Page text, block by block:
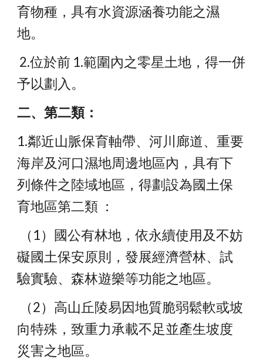
育物種，具有水資源涵養功能之濕
地。
予以劃入。
二、第二類：
1.鄰近山脈保育軸帶、河川廊道、重要
海岸及河口濕地周邊地區內，具有下
列條件之陸域地區，得劃設為國土保
育地區第二類 ：
礙國土保安原則，發展經濟營林、試
驗實驗、森林遊樂等功能之地區。
向特殊，致重力承載不足並產生坡度
災害之地區。